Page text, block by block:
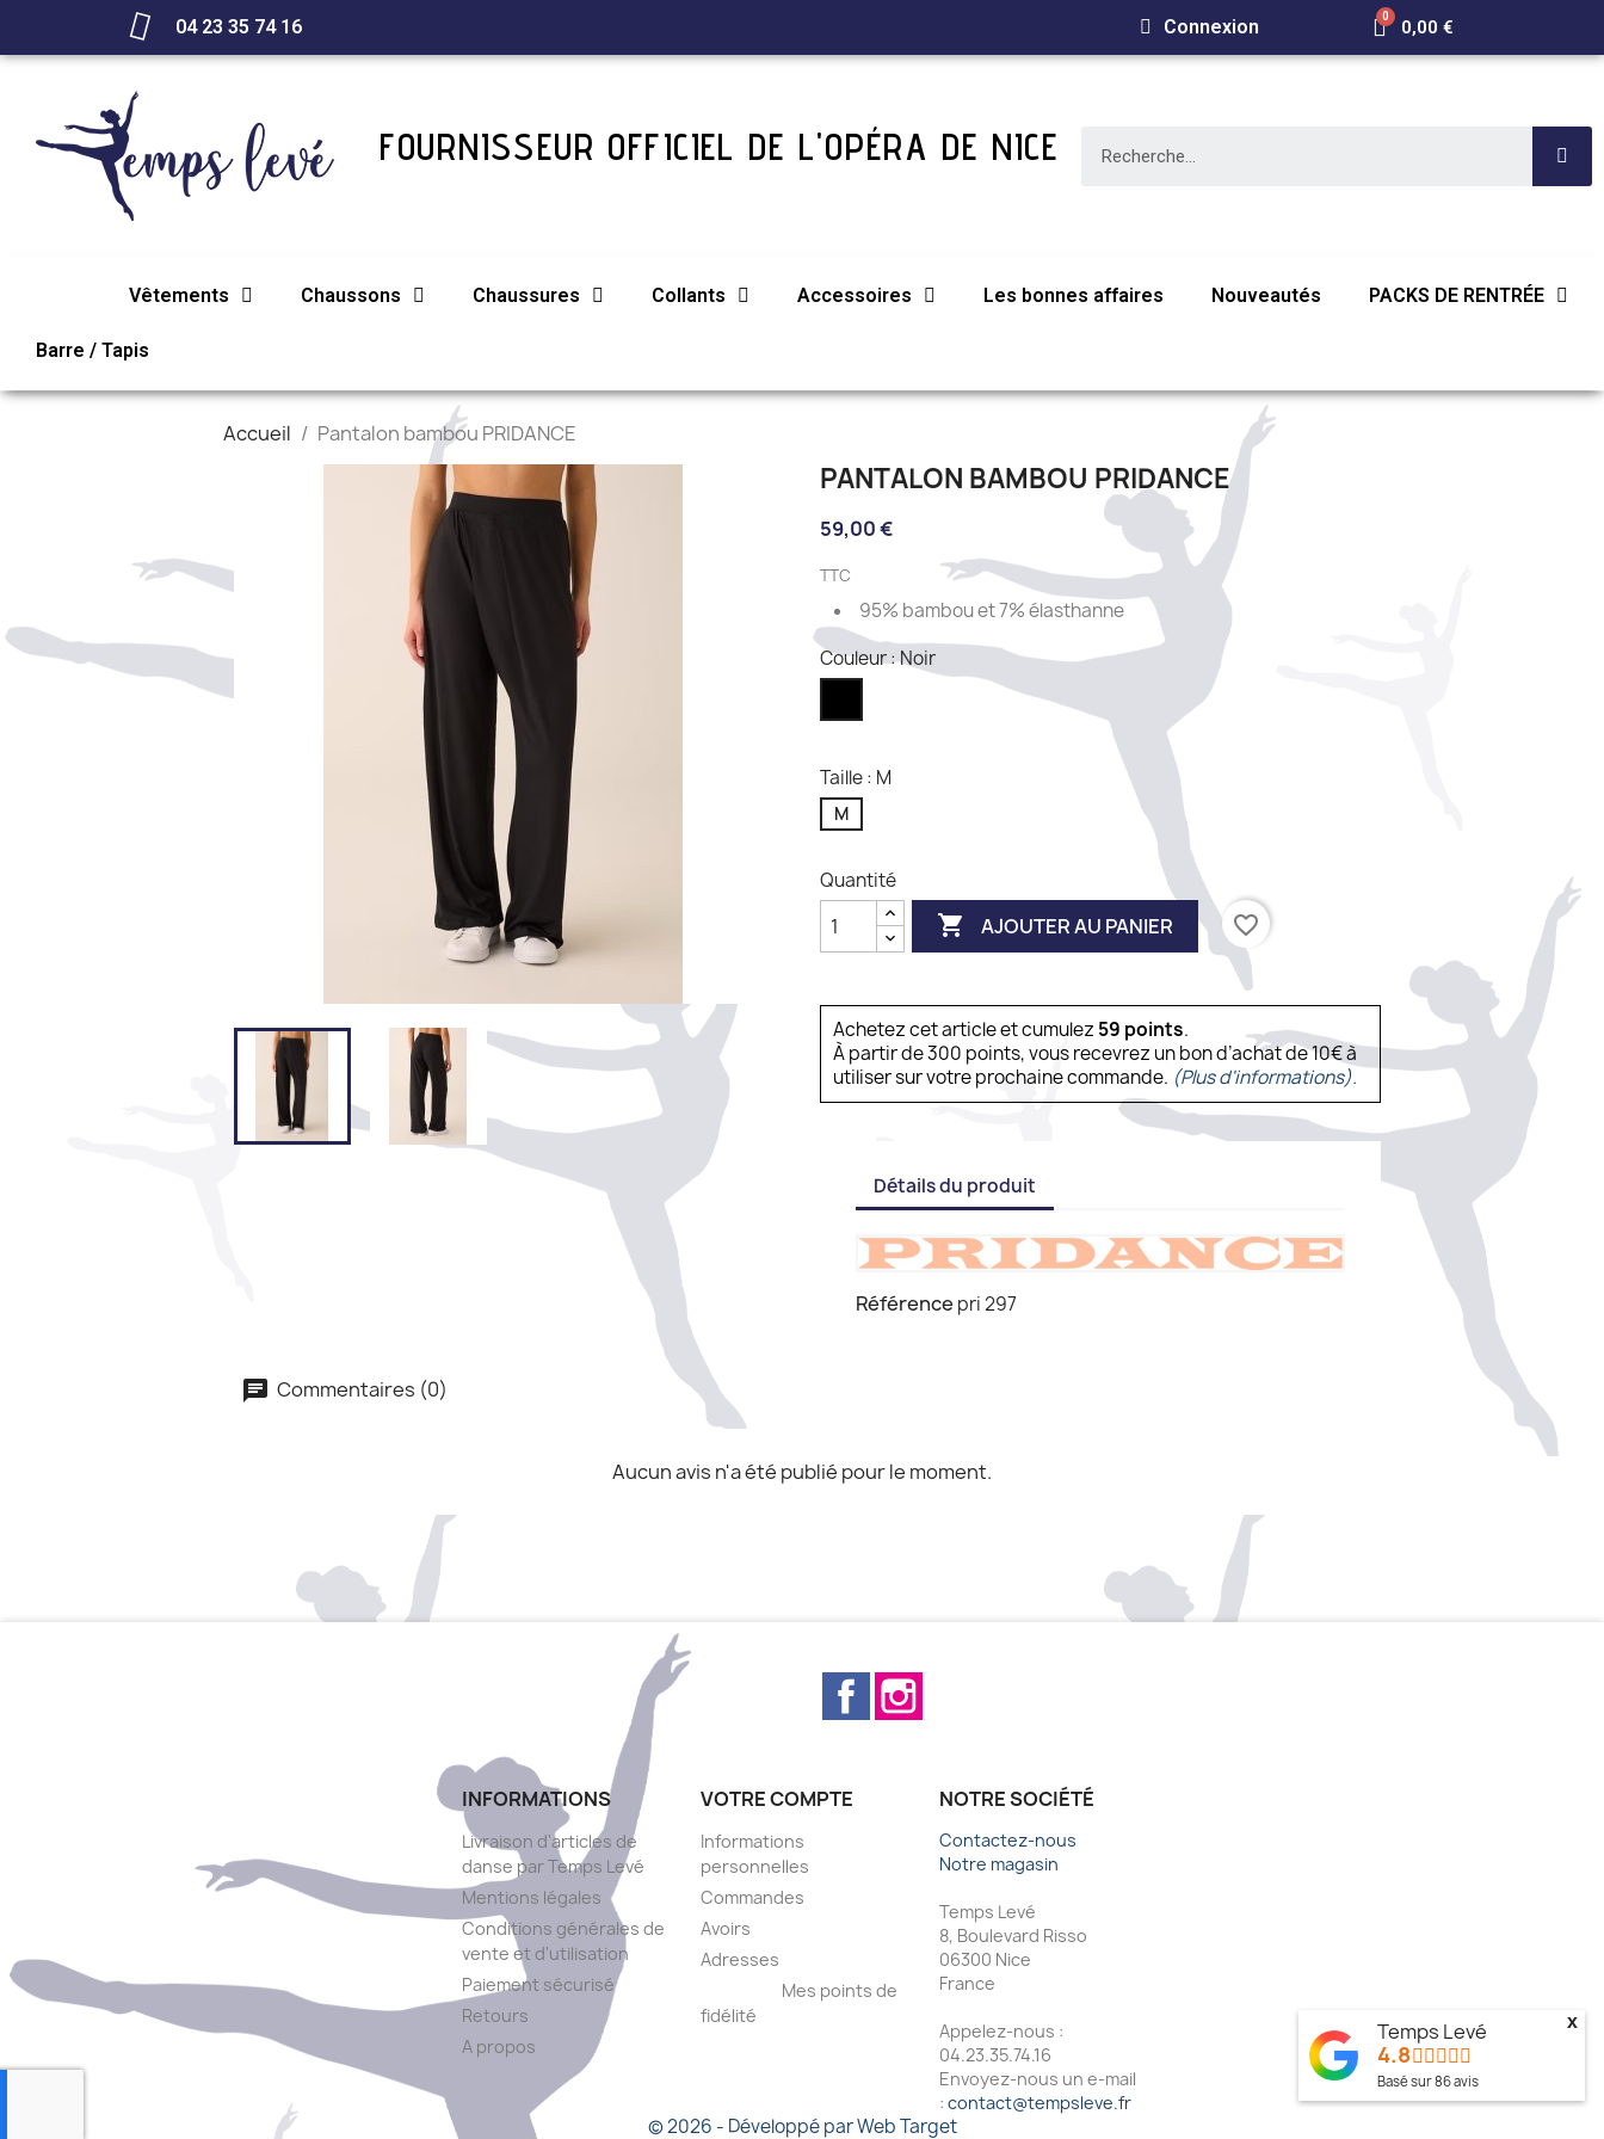
04 23 35 74 16 Connexion 0,00 €
FOURNISSEUR OFFICIEL DE L'OPÉRA DE NICE
Vêtements Chaussons Chaussures Collants Accessoires Les bonnes affaires Nouveautés PACKS DE RENTRÉE
Barre / Tapis
Accueil Pantalon bambou PRIDANCE
PANTALON BAMBOU PRIDANCE
59,00 €
TTC
95% bambou et 7% élasthanne
Couleur : Noir
Taille : M
M
Quantité
 AJOUTER AU PANIER favorite_border
Achetez cet article et cumulez 59 points.
À partir de 300 points, vous recevrez un bon d’achat de 10€ à
utiliser sur votre prochaine commande. (Plus d'informations).
Détails du produit
Référence pri 297
Commentaires (0)
Aucun avis n'a été publié pour le moment.
Facebook
INFORMATIONS
Livraison d'articles de
danse par Temps Levé
Mentions légales
Conditions générales de
vente et d'utilisation
Paiement sécurisé
Retours
A propos
VOTRE COMPTE
Informations
personnelles
Commandes
Avoirs
Adresses
Mes points de
fidélité
NOTRE SOCIÉTÉ
Contactez-nous
Notre magasin
Temps Levé
8, Boulevard Risso
06300 Nice
France
Appelez-nous :
04.23.35.74.16
Envoyez-nous un e-mail
: contact@tempsleve.fr
© 2026 - Développé par Web Target
Temps Levé
4.8
Basé sur86avis
x